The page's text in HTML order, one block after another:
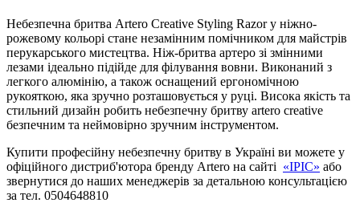
Небезпечна бритва Artero Creative Styling Razor у ніжно-
рожевому кольорі стане незамінним помічником для майстрів
перукарського мистецтва. Ніж-бритва артеро зі змінними
лезами ідеально підійде для філування вовни. Виконаний з
легкого алюмінію, а також оснащений ергономічною
рукояткою, яка зручно розташовується у руці. Висока якість та
стильний дизайн робить небезпечну бритву artero creative
безпечним та неймовірно зручним інструментом.
Купити професійну небезпечну бритву в Україні ви можете у
офіційного дистриб'ютора бренду Artero на сайті «ІРІС» або
звернутися до наших менеджерів за детальною консультацією
за тел. 0504648810